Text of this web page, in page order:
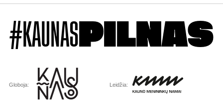
#KAUNAS PILNAS
Globoja: Leidžia: